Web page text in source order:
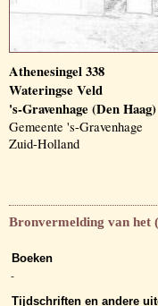
Athenesingel 338
Wateringse Veld
's-Gravenhage (Den Haag)
Gemeente 's-Gravenhage
Zuid-Holland
Bronvermelding van het
Boeken
-
Tijdschriften en andere